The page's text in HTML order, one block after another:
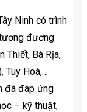
Ninh có trình
đương
Thiết, Bà Rịa,
Tuy Hoà,…
đã đáp ứng
– kỹ thuật,